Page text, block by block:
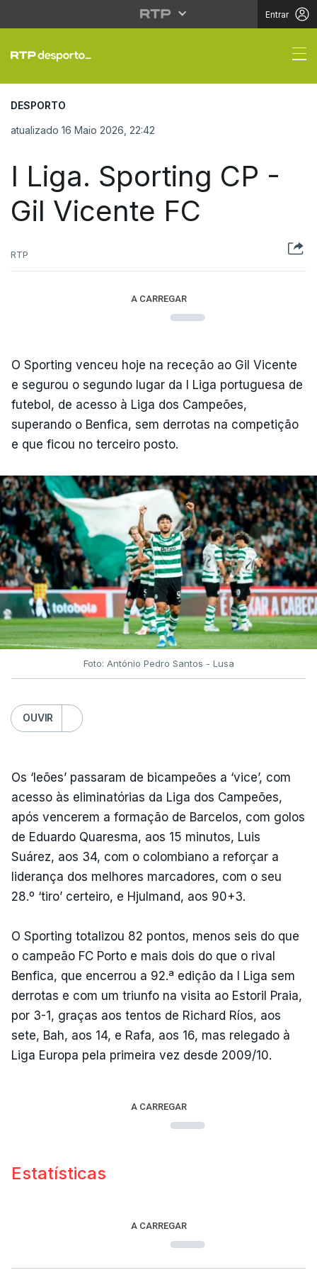
Entrar
I Liga. Sporting CP -
DESPORTO
atualizado 16 Maio 2026, 22:42
I Liga. Sporting CP -
Gil Vicente FC
RTP
A CARREGAR
O Sporting venceu hoje na receção ao Gil Vicente
e segurou o segundo lugar da I Liga portuguesa de
futebol, de acesso à Liga dos Campeões,
superando o Benfica, sem derrotas na competição
e que ficou no terceiro posto.
Foto: António Pedro Santos - Lusa
OUVIR
Os ‘leões’ passaram de bicampeões a ‘vice’, com
acesso às eliminatórias da Liga dos Campeões,
após vencerem a formação de Barcelos, com golos
de Eduardo Quaresma, aos 15 minutos, Luis
Suárez, aos 34, com o colombiano a reforçar a
liderança dos melhores marcadores, com o seu
28.º ‘tiro’ certeiro, e Hjulmand, aos 90+3.
O Sporting totalizou 82 pontos, menos seis do que
o campeão FC Porto e mais dois do que o rival
Benfica, que encerrou a 92.ª edição da I Liga sem
derrotas e com um triunfo na visita ao Estoril Praia,
por 3-1, graças aos tentos de Richard Ríos, aos
sete, Bah, aos 14, e Rafa, aos 16, mas relegado à
Liga Europa pela primeira vez desde 2009/10.
A CARREGAR
Estatísticas
A CARREGAR